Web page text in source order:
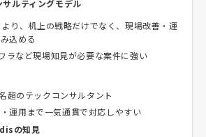
ルティングモデル
より、机上の戦略だけでなく、現場改善・運
込める
ラなど現場知見が必要な案件に強い
超のテックコンサルタント
運用まで一気通貫で対応しやすい
の知見